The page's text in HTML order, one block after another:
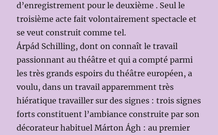
d’enregistrement pour le deuxième . Seul le
troisième acte fait volontairement spectacle et
se veut construit comme tel.
Árpád Schilling, dont on connaît le travail
passionnant au théâtre et qui a compté parmi
les très grands espoirs du théâtre européen, a
voulu, dans un travail apparemment très
hiératique travailler sur des signes : trois signes
forts constituent l’ambiance construite par son
décorateur habituel Márton Ágh : au premier